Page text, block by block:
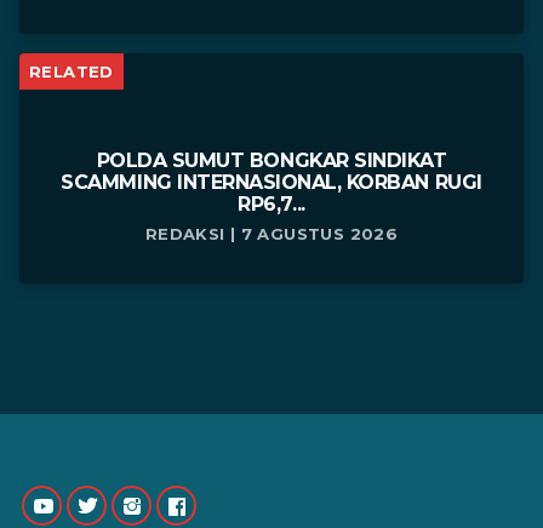
RELATED
POLDA SUMUT BONGKAR SINDIKAT
SCAMMING INTERNASIONAL, KORBAN RUGI
RP6,7...
REDAKSI | 7 AGUSTUS 2026